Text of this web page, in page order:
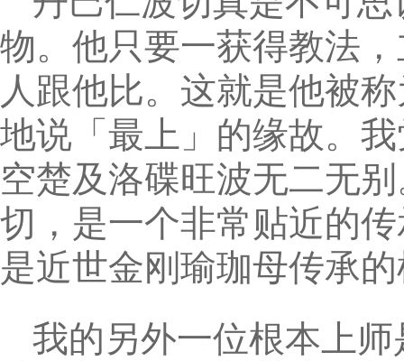
物。他只要一获得教法
人跟他比。这就是他被
地说「最上」的缘故。
空楚及洛碟旺波无二无
切，是一个非常贴近的
是近世金刚瑜珈母传承
我的另外一位根本上